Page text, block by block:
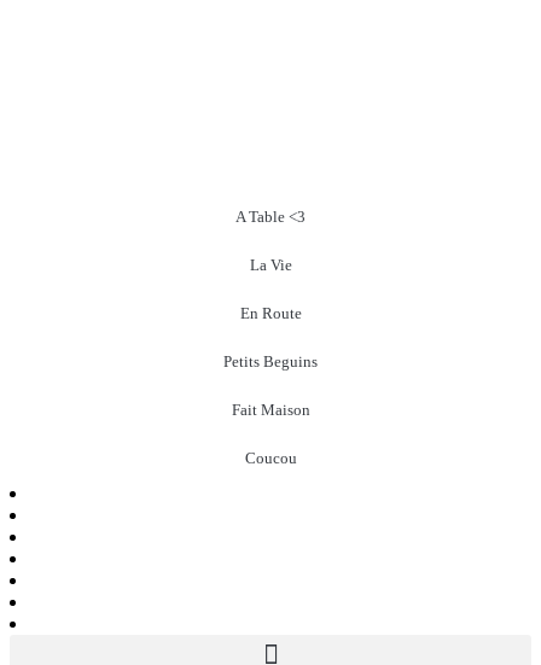
A Table <3
La Vie
En Route
Petits Beguins
Fait Maison
Coucou